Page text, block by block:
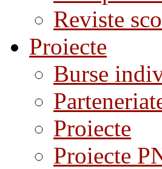
Reviste
Proiecte
Burse
Proiecte
Proiecte